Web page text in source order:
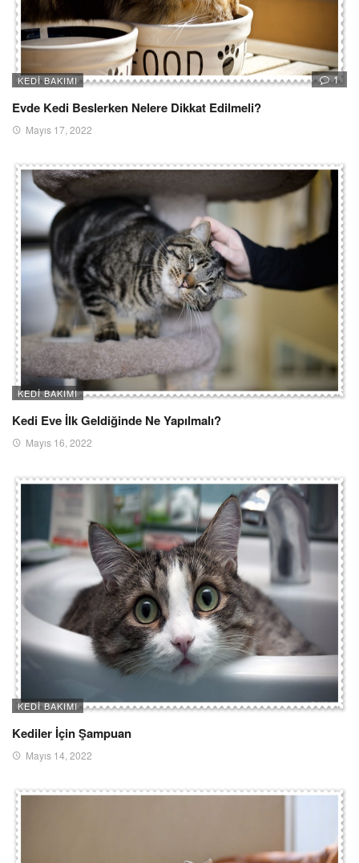
KEDI BAKIMI 1
Evde Kedi Beslerken Nelere Dikkat Edilmeli?
Mayıs 17, 2022
KEDI BAKIMI
Kedi Eve İlk Geldiğinde Ne Yapılmalı?
Mayıs 16, 2022
KEDI BAKIMI
Kediler İçin Şampuan
Mayıs 14, 2022